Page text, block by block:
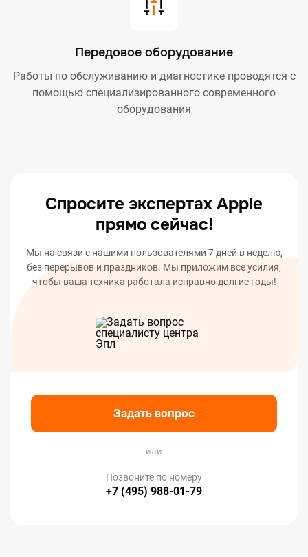
Передовое оборудование
Работы по обслуживанию и диагностике проводятся с
помощью специализированного современного
оборудования
Спросите экспертах Apple
прямо сейчас!
Мы на связи с нашими пользователями 7 дней в неделю,
без перерывов и праздников. Мы приложим все усилия,
чтобы ваша техника работала исправно долгие годы!
Задать вопрос
или
Позвоните по номеру
+7 (495) 988-01-79